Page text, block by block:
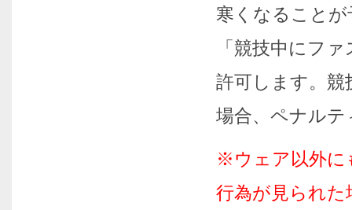
寒くなること
「競技中にフ
許可します。
場合、ペナル
※ウェア以外に
行為が見られ